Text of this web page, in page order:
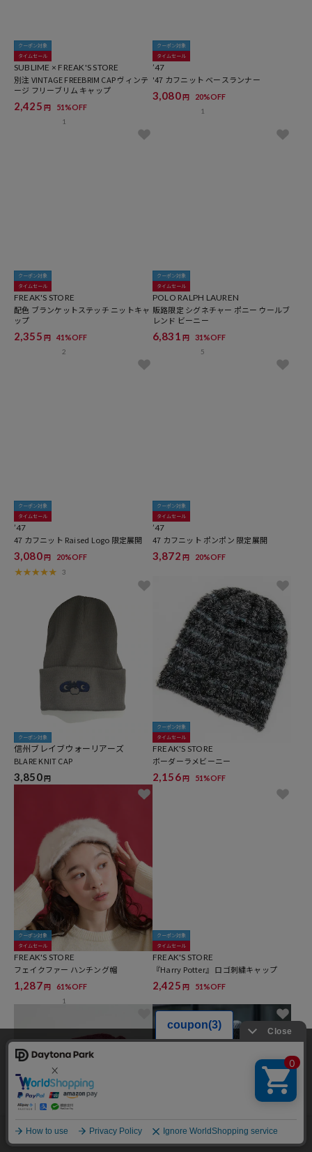
クーポン対象
タイムセール
SUBLIME × FREAK'S STORE
別注 VINTAGE FREEBRIM CAP ヴィンテ
ージ フリーブリム キャップ
2,425 円 51%OFF
1
クーポン対象
タイムセール
’47
'47 カフニット ベースランナー
3,080円 20%OFF
1
クーポン対象
タイムセール
FREAK'S STORE
配色 ブランケットステッチ ニットキャ
ップ
2,355 円 41%OFF
2
クーポン対象
タイムセール
POLO RALPH LAUREN
販路限定 シグネチャー ポニー ウールブ
レンド ビーニー
6,831 円 31%OFF
5
クーポン対象
タイムセール
’47
47 カフニット Raised Logo 限定展開
3,080 円 20%OFF
3
クーポン対象
タイムセール
’47
47 カフニット ポンポン 限定展開
3,872 円 20%OFF
クーポン対象
信州ブレイブウォーリアーズ
BLARE KNIT CAP
3,850円
クーポン対象
タイムセール
FREAK'S STORE
ボーダーラメビーニー
2,156円 51%OFF
クーポン対象
タイムセール
FREAK'S STORE
フェイクファー ハンチング帽
1,287 円 61%OFF
1
クーポン対象
タイムセール
FREAK'S STORE
『Harry Potter』 ロゴ刺繍キャップ
2,425 円 51%OFF
メニュー スタイリング 探す お気に入り カート
当サイトでは利用体験の向上およびコンテンツの最適な提供、トラフィック
の分析を目的としてCookieを使用しています。
サイトの閲覧を継続された場合、Cookieの利用に同意したことものといたし
ます。
詳細についてはプライバシーポリシー
承諾する